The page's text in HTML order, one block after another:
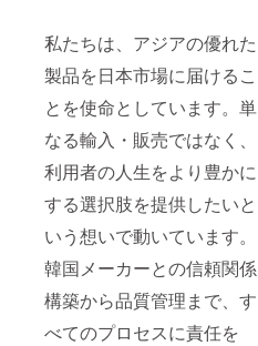
私たちは、アジアの優れた
製品を日本市場に届けるこ
とを使命としています。単
なる輸入・販売ではなく、
利用者の人生をより豊かに
する選択肢を提供したいと
いう想いで動いています。
韓国メーカーとの信頼関係
構築から品質管理まで、す
べてのプロセスに責任を